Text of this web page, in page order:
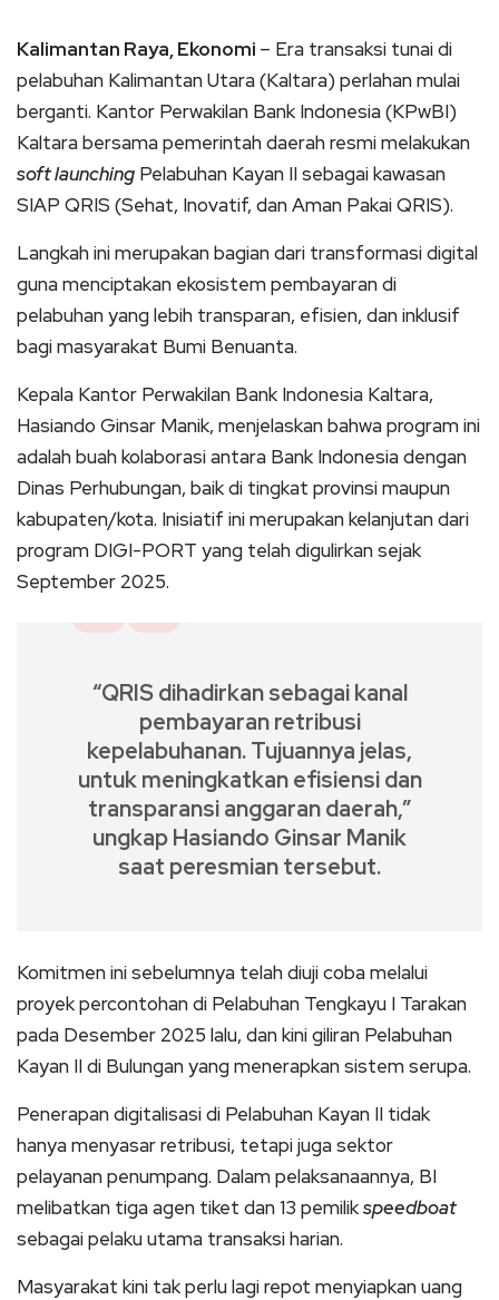
Kalimantan Raya, Ekonomi – Era transaksi tunai di
pelabuhan Kalimantan Utara (Kaltara) perlahan mulai
berganti. Kantor Perwakilan Bank Indonesia (KPwBI)
Kaltara bersama pemerintah daerah resmi melakukan
soft launching Pelabuhan Kayan II sebagai kawasan
SIAP QRIS (Sehat, Inovatif, dan Aman Pakai QRIS).
Langkah ini merupakan bagian dari transformasi digital
guna menciptakan ekosistem pembayaran di
pelabuhan yang lebih transparan, efisien, dan inklusif
bagi masyarakat Bumi Benuanta.
Kepala Kantor Perwakilan Bank Indonesia Kaltara,
Hasiando Ginsar Manik, menjelaskan bahwa program ini
adalah buah kolaborasi antara Bank Indonesia dengan
Dinas Perhubungan, baik di tingkat provinsi maupun
kabupaten/kota. Inisiatif ini merupakan kelanjutan dari
program DIGI-PORT yang telah digulirkan sejak
September 2025.
“QRIS dihadirkan sebagai kanal
pembayaran retribusi
kepelabuhanan. Tujuannya jelas,
untuk meningkatkan efisiensi dan
transparansi anggaran daerah,”
ungkap Hasiando Ginsar Manik
saat peresmian tersebut.
Komitmen ini sebelumnya telah diuji coba melalui
proyek percontohan di Pelabuhan Tengkayu I Tarakan
pada Desember 2025 lalu, dan kini giliran Pelabuhan
Kayan II di Bulungan yang menerapkan sistem serupa.
Penerapan digitalisasi di Pelabuhan Kayan II tidak
hanya menyasar retribusi, tetapi juga sektor
pelayanan penumpang. Dalam pelaksanaannya, BI
melibatkan tiga agen tiket dan 13 pemilikspeedboat
sebagai pelaku utama transaksi harian.
Masyarakat kini tak perlu lagi repot menyiapkan uang